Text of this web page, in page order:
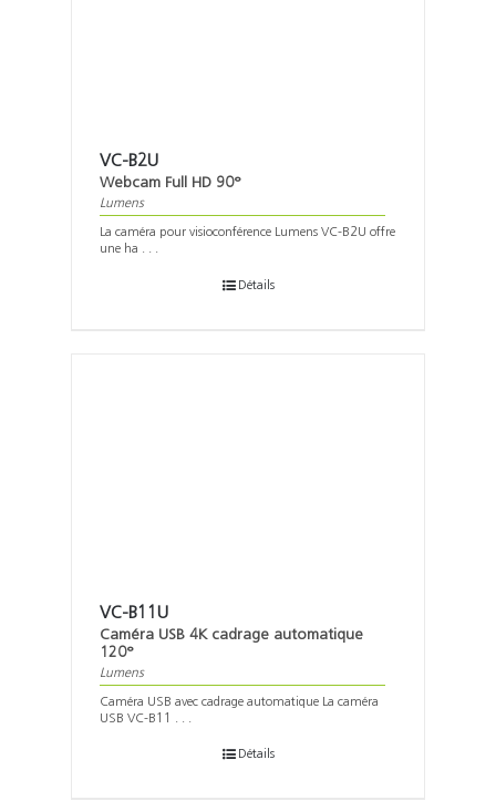
VC-B2U
Webcam Full HD 90°
Lumens
La caméra pour visioconférence Lumens VC-B2U offre
une ha . . .
Détails
VC-B11U
Caméra USB 4K cadrage automatique
120°
Lumens
Caméra USB avec cadrage automatique La caméra
USB VC-B11 . . .
Détails